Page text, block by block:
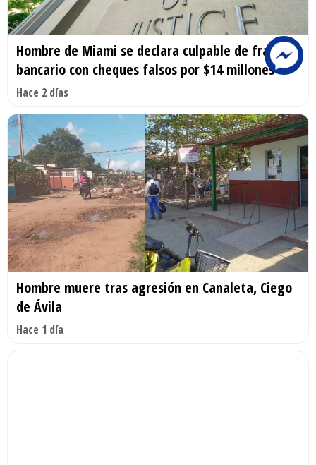
Hombre de Miami se declara culpable de fraude
bancario con cheques falsos por $14 millones
Hace 2 días
Hombre muere tras agresión en Canaleta, Ciego
de Ávila
Hace 1 día